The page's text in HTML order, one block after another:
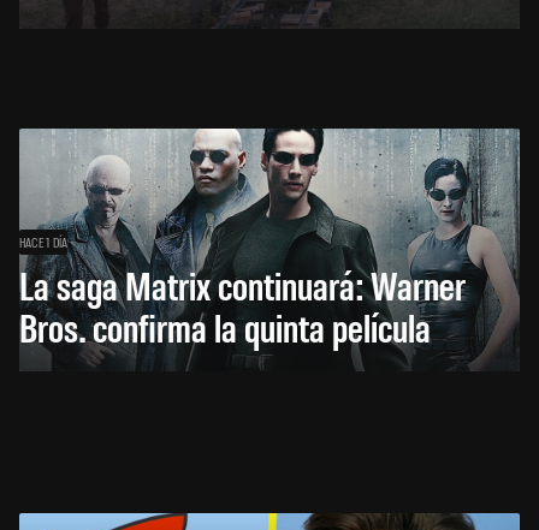
HACE 1 DÍA
La saga Matrix continuará: Warner
Bros. confirma la quinta película